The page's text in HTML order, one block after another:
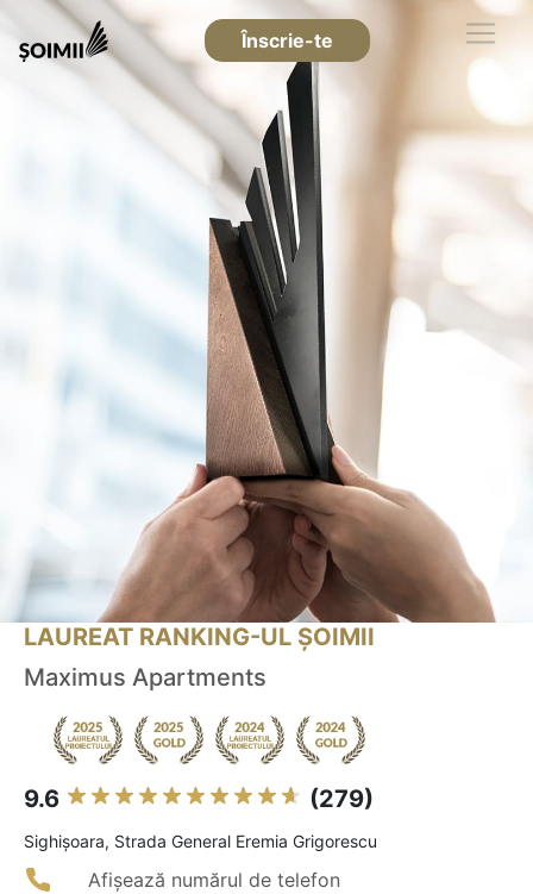
Înscrie-te
LAUREAT RANKING-UL ȘOIMII
Maximus Apartments
9.6 (279)
Sighişoara, Strada General Eremia Grigorescu
Afișează numărul de telefon